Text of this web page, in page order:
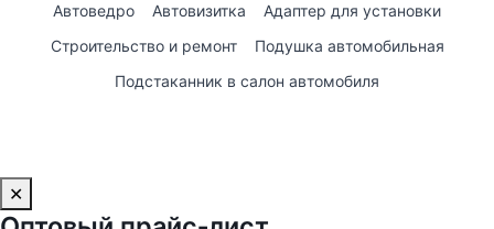
Автоведро Автовизитка
Адаптер для установки
Строительство и ремонт
Подушка автомобильная
Подстаканник в салон автомобиля
✕